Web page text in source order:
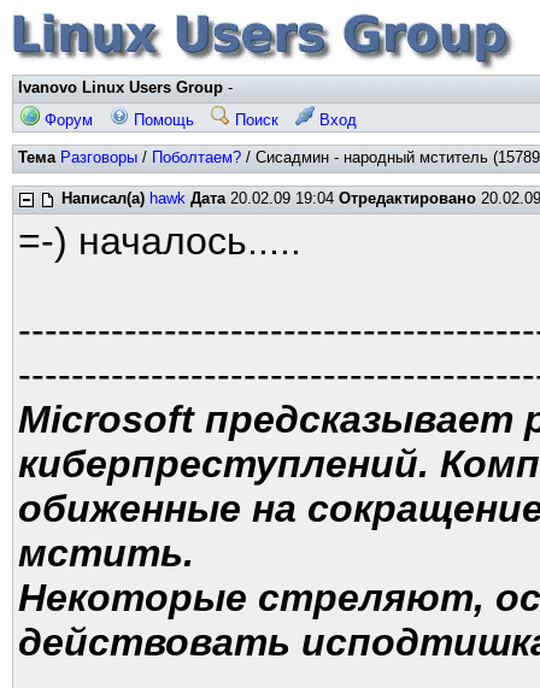
Ivanovo Linux Users Group -
Форум
Помощь Поиск Вход
Тема Разговоры / Поболтаем? / Сисадмин - народный мститель
Написал(а) hawk Дата20.02.09 19:04 Отредактировано
=-) началось.....
Microsoft предсказывает
киберпреступлений.
обиженные на
мстить.
Некоторые стреляют,
действовать